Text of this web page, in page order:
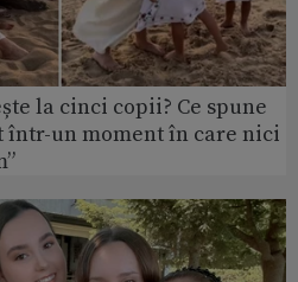
la cinci copii? Ce spune
într-un moment în care nici